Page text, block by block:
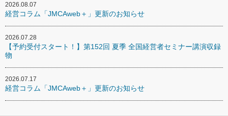
2026.08.07
経営コラム「JMCAweb＋」更新のお知らせ
2026.07.28
【予約受付スタート！】第152回 夏季 全国経営者セミナー講演収録
物
2026.07.17
経営コラム「JMCAweb＋」更新のお知らせ